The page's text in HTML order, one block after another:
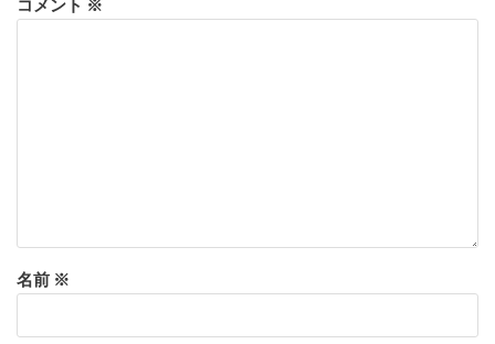
コメント ※
名前 ※